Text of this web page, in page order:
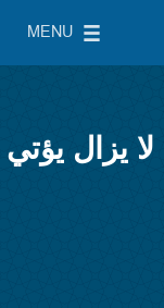
MENU
Main Menu
يزال يؤتي